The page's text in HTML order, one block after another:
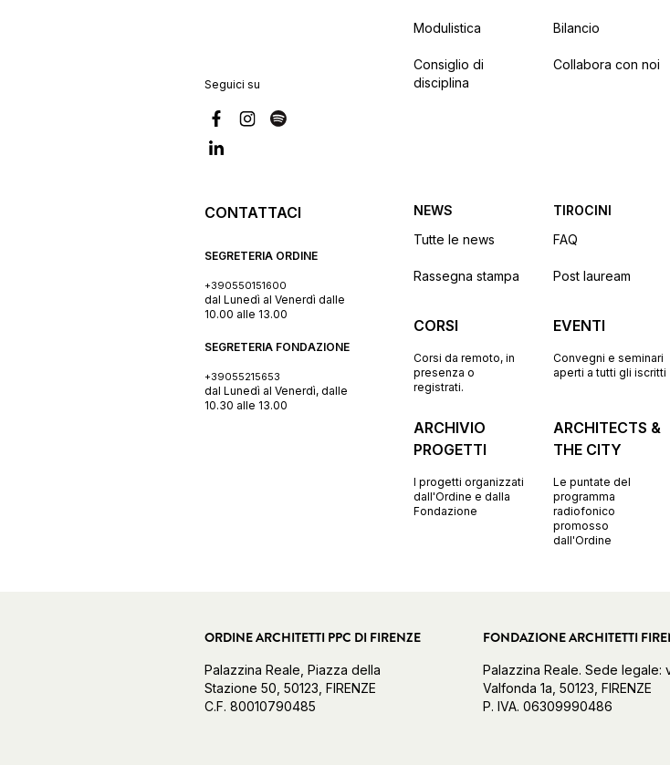
Seguici su
CONTATTACI
SEGRETERIA ORDINE
+390550151600
dal Lunedì al Venerdì dalle
10.00 alle 13.00
SEGRETERIA FONDAZIONE
+39055215653
dal Lunedì al Venerdì, dalle
10.30 alle 13.00
Modulistica
Consiglio di
disciplina
Bilancio
Collabora con noi
NEWS
Tutte le news
Rassegna stampa
TIROCINI
FAQ
Post lauream
CORSI
Corsi da remoto, in
presenza o
registrati.
EVENTI
Convegni e seminari
aperti a tutti gli iscritti
ARCHIVIO
PROGETTI
I progetti organizzati
dall'Ordine e dalla
Fondazione
ARCHITECTS &
THE CITY
Le puntate del
programma
radiofonico
promosso
dall'Ordine
ORDINE ARCHITETTI PPC DI FIRENZE
Palazzina Reale, Piazza della
Stazione 50, 50123, FIRENZE
C.F. 80010790485
FONDAZIONE ARCHITETTI
Palazzina Reale. Sede legale:
Valfonda 1a, 50123, FIRENZE
P. IVA. 06309990486